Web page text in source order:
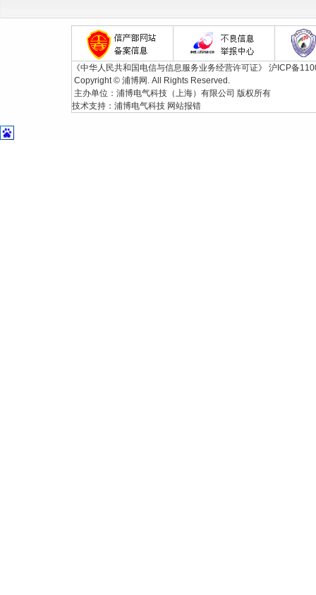
《中华人民共和国电信与信息服务业务经营许可证》 沪ICP备
Copyright © 浦博网. All Rights Reserved.
主办单位：浦博电气科技（上海）有限公司 版权所有
技术支持： 浦博电气科技 网站报错